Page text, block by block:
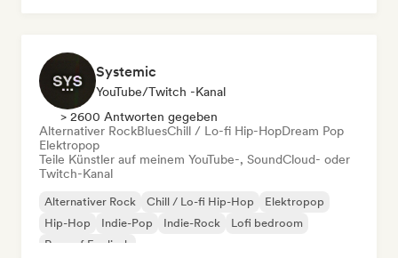
Systemic
YouTube/Twitch -Kanal
> 2600 Antworten gegeben
Alternativer RockBluesChill / Lo-fi Hip-HopDream Pop
Elektropop
Teile Künstler auf meinem YouTube-, SoundCloud- oder
Twitch-Kanal
Alternativer Rock Chill / Lo-fi Hip-Hop
Elektropop
Hip-Hop
Indie-Pop Indie-Rock
Lofi bedroom
Rap auf Englisch